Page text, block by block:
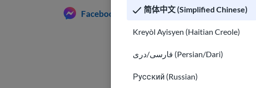
简体中文 (Simplified Chinese)
Kreyòl Ayisyen (Haitian Creole)
فارسی/دری (Persian/Dari)
Русский (Russian)
Facebook Messenger